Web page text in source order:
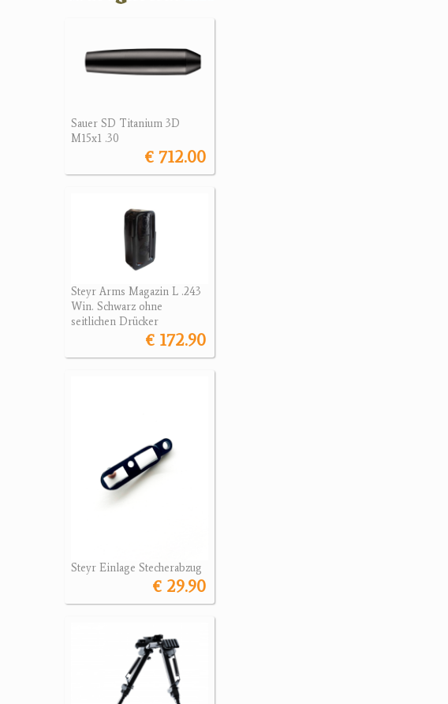
Sauer SD Titanium 3D
M15x1 .30
€ 712.00
Steyr Arms Magazin L .243
Win. Schwarz ohne
seitlichen Drücker
€ 172.90
Steyr Einlage Stecherabzug
€ 29.90